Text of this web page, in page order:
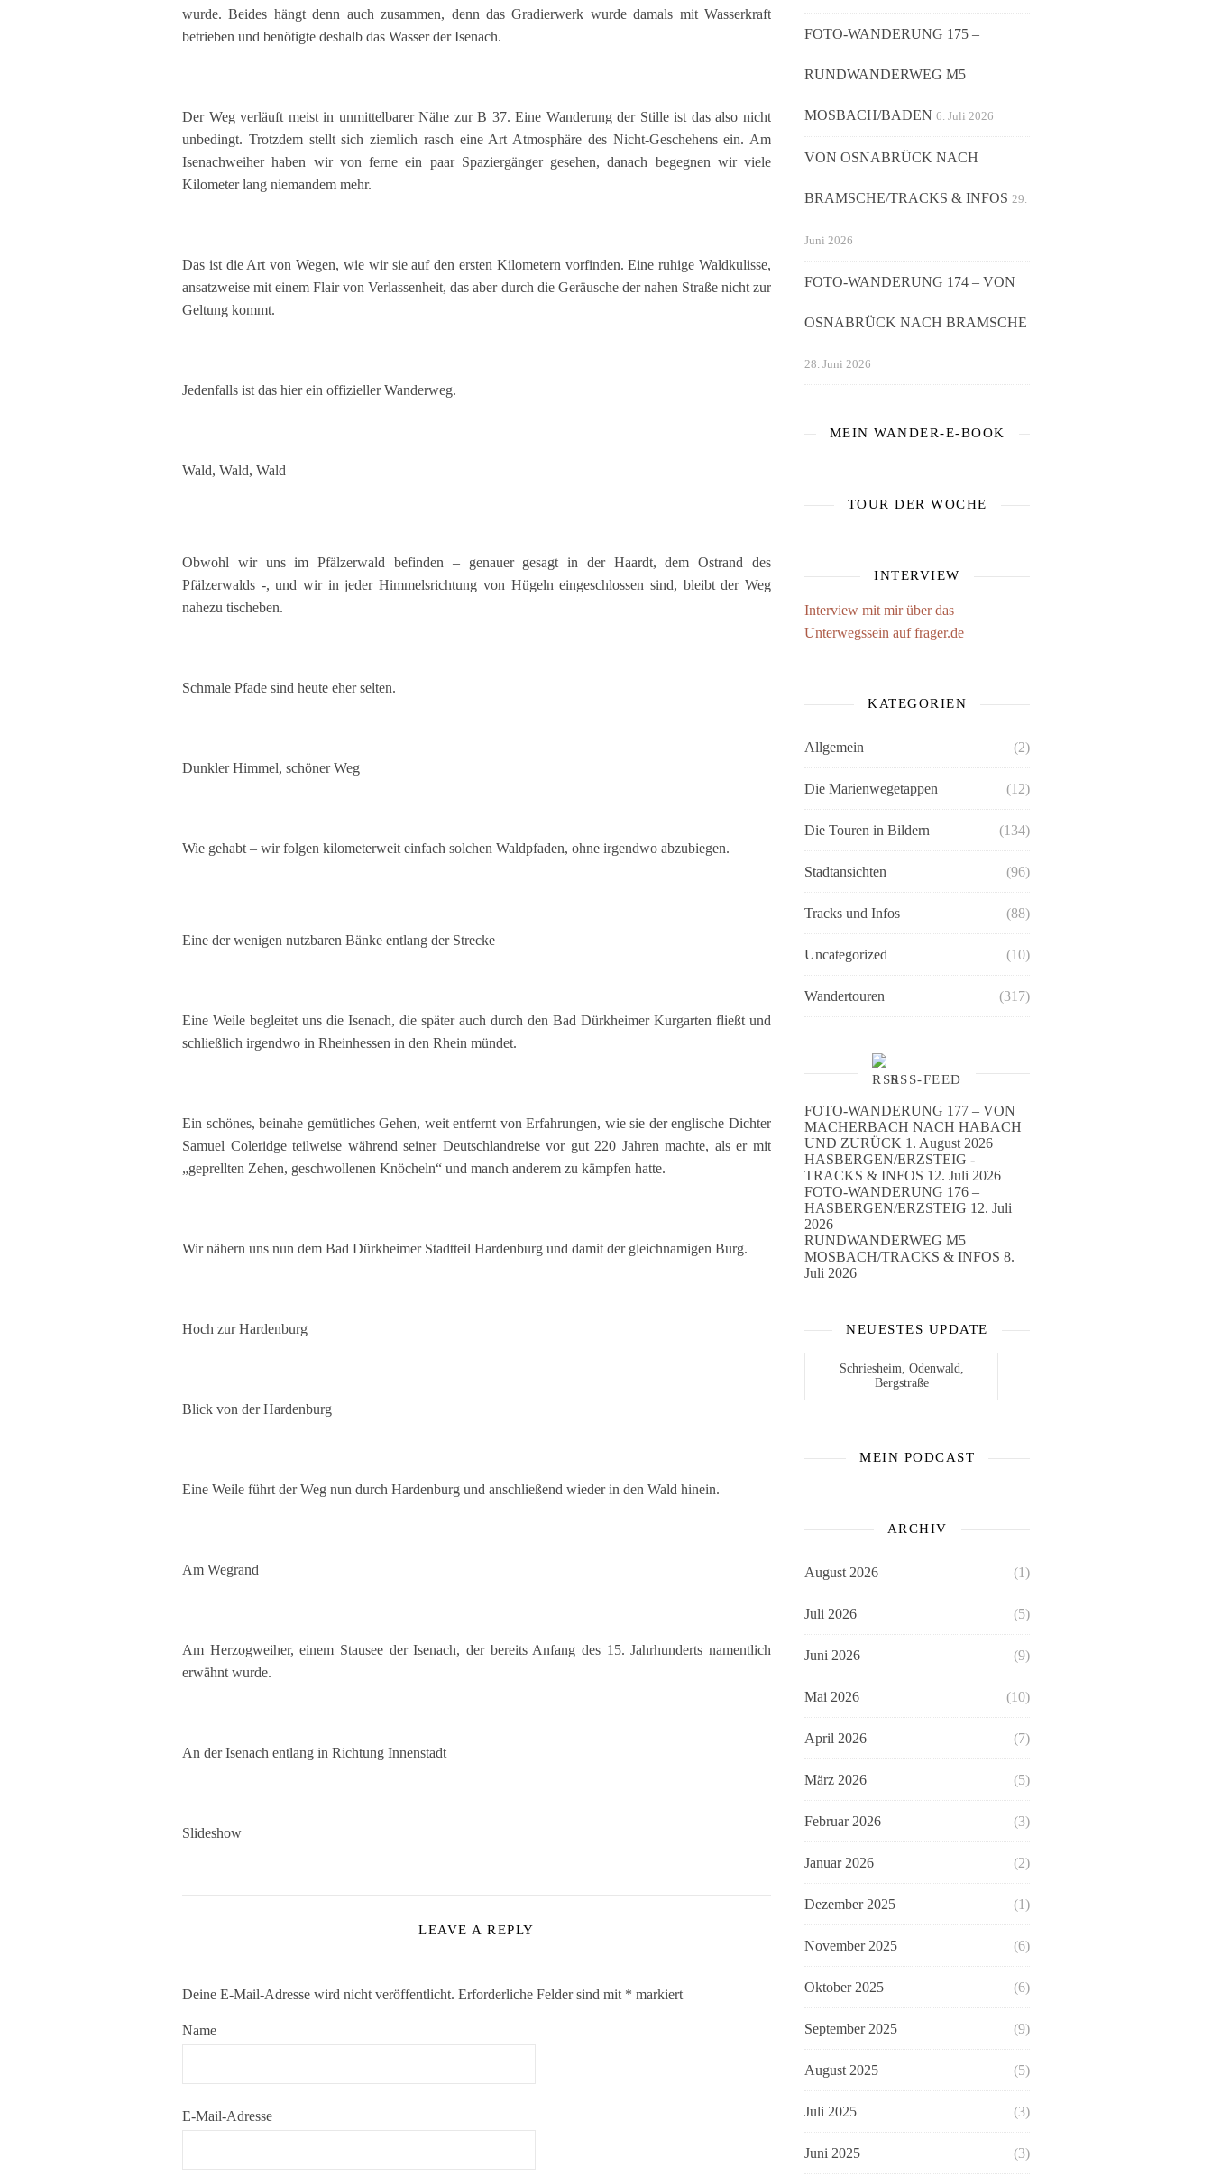
wurde. Beides hängt denn auch zusammen, denn das Gradierwerk wurde damals mit Wasserkraft
betrieben und benötigte deshalb das Wasser der Isenach.
Der Weg verläuft meist in unmittelbarer Nähe zur B 37. Eine Wanderung der Stille ist das also nicht
unbedingt. Trotzdem stellt sich ziemlich rasch eine Art Atmosphäre des Nicht-Geschehens ein. Am
Isenachweiher haben wir von ferne ein paar Spaziergänger gesehen, danach begegnen wir viele
Kilometer lang niemandem mehr.
Das ist die Art von Wegen, wie wir sie auf den ersten Kilometern vorfinden. Eine ruhige Waldkulisse,
ansatzweise mit einem Flair von Verlassenheit, das aber durch die Geräusche der nahen Straße nicht zur
Geltung kommt.
Jedenfalls ist das hier ein offizieller Wanderweg.
Wald, Wald, Wald
Obwohl wir uns im Pfälzerwald befinden – genauer gesagt in der Haardt, dem Ostrand des
Pfälzerwalds -, und wir in jeder Himmelsrichtung von Hügeln eingeschlossen sind, bleibt der Weg
nahezu tischeben.
Schmale Pfade sind heute eher selten.
Dunkler Himmel, schöner Weg
Wie gehabt – wir folgen kilometerweit einfach solchen Waldpfaden, ohne irgendwo abzubiegen.
Eine der wenigen nutzbaren Bänke entlang der Strecke
Eine Weile begleitet uns die Isenach, die später auch durch den Bad Dürkheimer Kurgarten fließt und
schließlich irgendwo in Rheinhessen in den Rhein mündet.
Ein schönes, beinahe gemütliches Gehen, weit entfernt von Erfahrungen, wie sie der englische Dichter
Samuel Coleridge teilweise während seiner Deutschlandreise vor gut 220 Jahren machte, als er mit
„geprellten Zehen, geschwollenen Knöcheln“ und manch anderem zu kämpfen hatte.
Wir nähern uns nun dem Bad Dürkheimer Stadtteil Hardenburg und damit der gleichnamigen Burg.
Hoch zur Hardenburg
Blick von der Hardenburg
Eine Weile führt der Weg nun durch Hardenburg und anschließend wieder in den Wald hinein.
Am Wegrand
Am Herzogweiher, einem Stausee der Isenach, der bereits Anfang des 15. Jahrhunderts namentlich
erwähnt wurde.
An der Isenach entlang in Richtung Innenstadt
Slideshow
LEAVE A REPLY
Deine E-Mail-Adresse wird nicht veröffentlicht. Erforderliche Felder sind mit * markiert
Name
E-Mail-Adresse
FOTO-WANDERUNG 175 –
RUNDWANDERWEG M5
MOSBACH/BADEN 6. Juli 2026
VON OSNABRÜCK NACH
BRAMSCHE/TRACKS & INFOS 29.
Juni 2026
FOTO-WANDERUNG 174 – VON
OSNABRÜCK NACH BRAMSCHE
28. Juni 2026
MEIN WANDER-E-BOOK
TOUR DER WOCHE
INTERVIEW
Interview mit mir über das
Unterwegssein auf frager.de
KATEGORIEN
Allgemein (2)
Die Marienwegetappen (12)
Die Touren in Bildern (134)
Stadtansichten (96)
Tracks und Infos (88)
Uncategorized (10)
Wandertouren (317)
RSS-FEED
FOTO-WANDERUNG 177 – VON
MACHERBACH NACH HABACH
UND ZURÜCK 1. August 2026
HASBERGEN/ERZSTEIG -
TRACKS & INFOS 12. Juli 2026
FOTO-WANDERUNG 176 –
HASBERGEN/ERZSTEIG 12. Juli
2026
RUNDWANDERWEG M5
MOSBACH/TRACKS & INFOS 8.
Juli 2026
NEUESTES UPDATE
Schriesheim, Odenwald,
Bergstraße
MEIN PODCAST
ARCHIV
August 2026 (1)
Juli 2026 (5)
Juni 2026 (9)
Mai 2026 (10)
April 2026 (7)
März 2026 (5)
Februar 2026 (3)
Januar 2026 (2)
Dezember 2025 (1)
November 2025 (6)
Oktober 2025 (6)
September 2025 (9)
August 2025 (5)
Juli 2025 (3)
Juni 2025 (3)